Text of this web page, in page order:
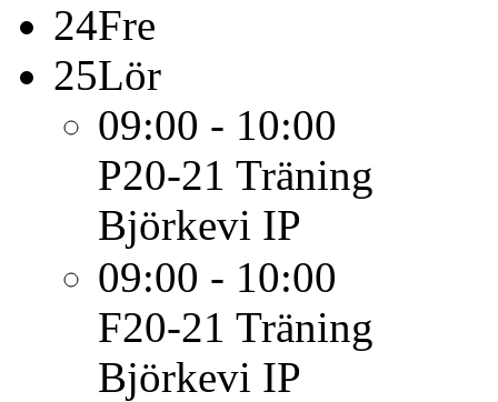
24Fre
25Lör
09:00 - 10:00
P20-21 Träning
Björkevi IP
09:00 - 10:00
F20-21 Träning
Björkevi IP